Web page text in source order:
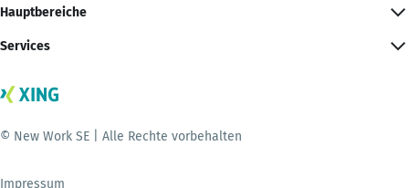
Hauptbereiche
Services
© New Work SE | Alle Rechte vorbehalten
Impressum